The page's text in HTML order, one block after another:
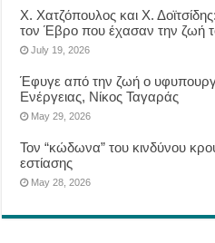
Χ. Χατζόπουλος και Χ.
τον Έβρο που έχασαν την ζωή
July 19, 2026
Έφυγε από την ζωή ο
Ενέργειας, Νίκος Ταγαράς
May 29, 2026
Τον “κώδωνα” του κινδύνου
εστίασης
May 28, 2026